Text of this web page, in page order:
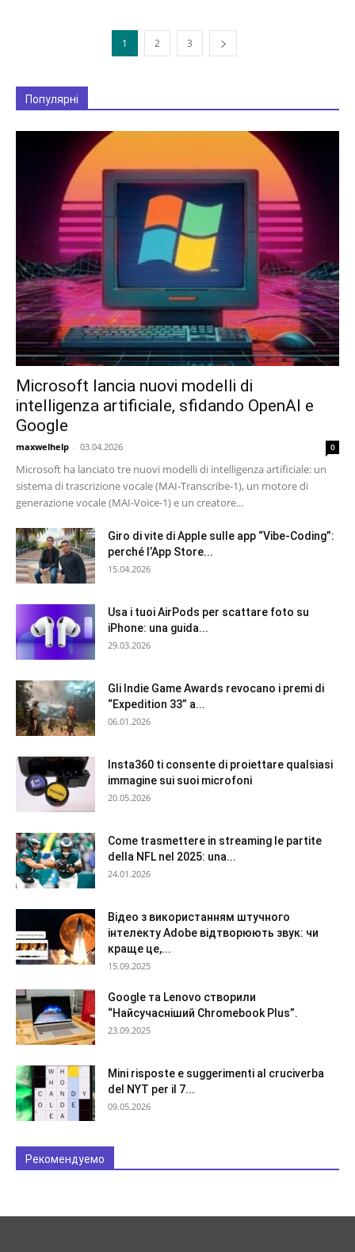
1 2 3
Популярні
Microsoft lancia nuovi modelli di
intelligenza artificiale, sfidando OpenAI e
Google
maxwelhelp - 03.04.2026 0
Microsoft ha lanciato tre nuovi modelli di intelligenza artificiale: un
sistema di trascrizione vocale (MAI-Transcribe-1), un motore di
generazione vocale (MAI-Voice-1) e un creatore...
Giro di vite di Apple sulle app “Vibe-Coding”:
perché l’App Store...
15.04.2026
Usa i tuoi AirPods per scattare foto su
iPhone: una guida...
29.03.2026
Gli Indie Game Awards revocano i premi di
“Expedition 33” a...
06.01.2026
Insta360 ti consente di proiettare qualsiasi
immagine sui suoi microfoni
20.05.2026
Come trasmettere in streaming le partite
della NFL nel 2025: una...
24.01.2026
Відео з використанням штучного
інтелекту Adobe відтворюють звук: чи
краще це,...
15.09.2025
Google та Lenovo створили
“Найсучасніший Chromebook Plus”.
23.09.2025
Mini risposte e suggerimenti al cruciverba
del NYT per il 7...
09.05.2026
Рекомендуемо